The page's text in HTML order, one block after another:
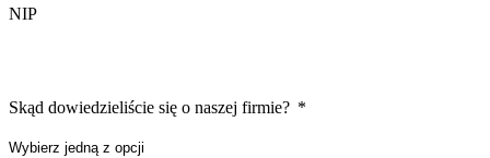
NIP
Skąd dowiedzieliście się o naszej firmie?